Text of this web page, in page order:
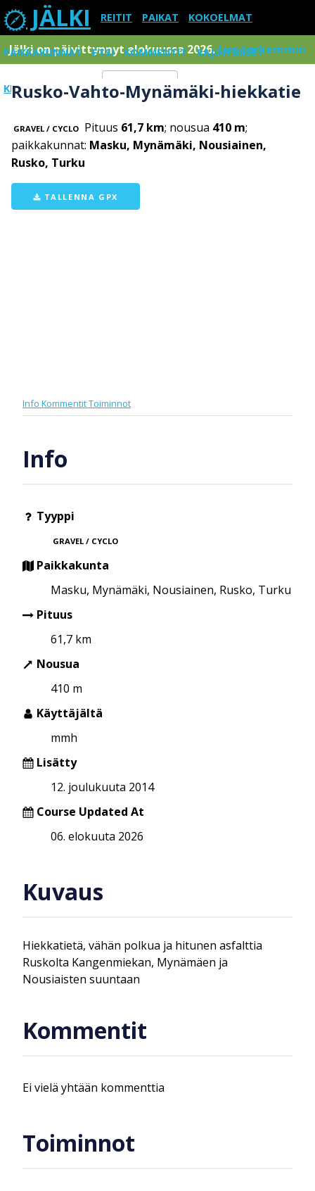
JÄLKI REITIT PAIKAT KOKOELMAT
PAIKKAKUNNAT ETSI KOMMENTIT RAJOITUKSET
KIRJAUDU SISÄÄN Menu
Jälki on päivittynnyt elokuussa 2026.Lue tarkemmin
Rusko-Vahto-Mynämäki-hiekkatie
GRAVEL / CYCLO Pituus 61,7 km; nousua 410 m;
paikkakunnat: Masku, Mynämäki, Nousiainen,
Rusko, Turku
TALLENNA GPX
Info KommentitToiminnot
Info
Tyyppi
GRAVEL / CYCLO
Paikkakunta
Masku, Mynämäki, Nousiainen, Rusko, Turku
Pituus
61,7 km
Nousua
410 m
Käyttäjältä
mmh
Lisätty
12. joulukuuta 2014
Course Updated At
06. elokuuta 2026
Kuvaus
Hiekkatietä, vähän polkua ja hitunen asfalttia
Ruskolta Kangenmiekan, Mynämäen ja
Nousiaisten suuntaan
Kommentit
Ei vielä yhtään kommenttia
Toiminnot